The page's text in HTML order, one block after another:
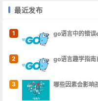
最近发布
1
go语言中的错
2
go语言趣学指南
3
哪些因素会影响